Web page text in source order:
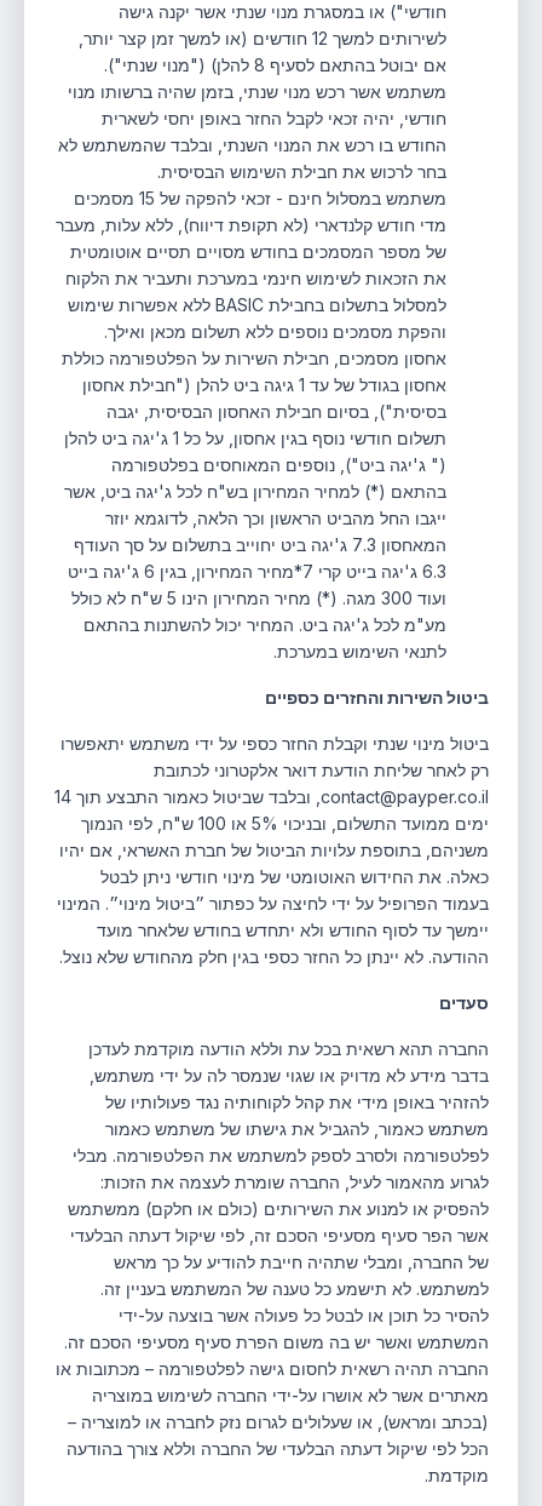
חודשי") או במסגרת מנוי שנתי אשר יקנה גישה
לשירותים למשך 12 חודשים (או למשך זמן קצר יותר,
אם יבוטל בהתאם לסעיף ‏8 להלן) ("מנוי שנתי").
משתמש אשר רכש מנוי שנתי, בזמן שהיה ברשותו מנוי
חודשי, יהיה זכאי לקבל החזר באופן יחסי לשארית
החודש בו רכש את המנוי השנתי, ובלבד שהמשתמש לא
בחר לרכוש את חבילת השימוש הבסיסית.
משתמש במסלול חינם - זכאי להפקה של 15 מסמכים
מדי חודש קלנדארי (לא תקופת דיווח), ללא עלות, מעבר
של מספר המסמכים בחודש מסויים תסיים אוטומטית
את הזכאות לשימוש חינמי במערכת ותעביר את הלקוח
למסלול בתשלום בחבילת BASIC ללא אפשרות שימוש
והפקת מסמכים נוספים ללא תשלום מכאן ואילך.
אחסון מסמכים, חבילת השירות על הפלטפורמה כוללת
אחסון בגודל של עד 1 גיגה ביט להלן ("חבילת אחסון
בסיסית"), בסיום חבילת האחסון הבסיסית, יגבה
תשלום חודשי נוסף בגין אחסון, על כל 1 ג'יגה ביט להלן
(" ג'יגה ביט"), נוספים המאוחסים בפלטפורמה
בהתאם (*) למחיר המחירון בש"ח לכל ג'יגה ביט, אשר
ייגבו החל מהביט הראשון וכך הלאה, לדוגמא יוזר
המאחסון 7.3 ג'יגה ביט יחוייב בתשלום על סך העודף
6.3 ג'יגה בייט קרי 7*מחיר המחירון, בגין 6 ג'יגה בייט
ועוד 300 מגה. (*) מחיר המחירון הינו 5 ש"ח לא כולל
מע"מ לכל ג'יגה ביט. המחיר יכול להשתנות בהתאם
לתנאי השימוש במערכת.
ביטול השירות והחזרים כספיים
ביטול מינוי שנתי וקבלת החזר כספי על ידי משתמש יתאפשרו
רק לאחר שליחת הודעת דואר אלקטרוני לכתובת
contact@payper.co.il, ובלבד שביטול כאמור התבצע תוך 14
ימים ממועד התשלום, ובניכוי 5% או 100 ש"ח, לפי הנמוך
משניהם, בתוספת עלויות הביטול של חברת האשראי, אם יהיו
כאלה. את החידוש האוטומטי של מינוי חודשי ניתן לבטל
בעמוד הפרופיל על ידי לחיצה על כפתור ״ביטול מינוי״. המינוי
יימשך עד לסוף החודש ולא יתחדש בחודש שלאחר מועד
ההודעה. לא יינתן כל החזר כספי בגין חלק מהחודש שלא נוצל.
סעדים
החברה תהא רשאית בכל עת וללא הודעה מוקדמת לעדכן
בדבר מידע לא מדויק או שגוי שנמסר לה על ידי משתמש,
להזהיר באופן מידי את קהל לקוחותיה נגד פעולותיו של
משתמש כאמור, להגביל את גישתו של משתמש כאמור
לפלטפורמה ולסרב לספק למשתמש את הפלטפורמה. מבלי
לגרוע מהאמור לעיל, החברה שומרת לעצמה את הזכות:
להפסיק או למנוע את השירותים (כולם או חלקם) ממשתמש
אשר הפר סעיף מסעיפי הסכם זה, לפי שיקול דעתה הבלעדי
של החברה, ומבלי שתהיה חייבת להודיע על כך מראש
למשתמש. לא תישמע כל טענה של המשתמש בעניין זה.
להסיר כל תוכן או לבטל כל פעולה אשר בוצעה על-ידי
המשתמש ואשר יש בה משום הפרת סעיף מסעיפי הסכם זה.
החברה תהיה רשאית לחסום גישה לפלטפורמה – מכתובות או
מאתרים אשר לא אושרו על-ידי החברה לשימוש במוצריה
(בכתב ומראש), או שעלולים לגרום נזק לחברה או למוצריה –
הכל לפי שיקול דעתה הבלעדי של החברה וללא צורך בהודעה
מוקדמת.